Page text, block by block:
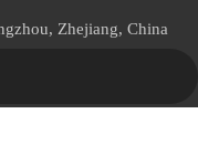
Zhejiang, China